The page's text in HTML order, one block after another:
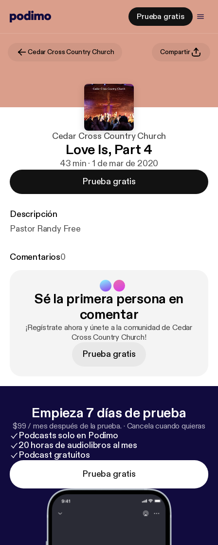
Prueba gratis
Cedar Cross Country Church Compartir
Cedar Cross Country Church
Love Is, Part 4
43 min · 1 de mar de 2020
Prueba gratis
Descripción
Pastor Randy Free
Comentarios0
Sé la primera persona en
comentar
¡Regístrate ahora y únete a la comunidad de Cedar
Cross Country Church!
Prueba gratis
Empieza 7 días de prueba
$99 / mes después de la prueba. · Cancela cuando quieras
Podcasts solo en Podimo
20 horas de audiolibros al mes
Podcast gratuitos
Prueba gratis